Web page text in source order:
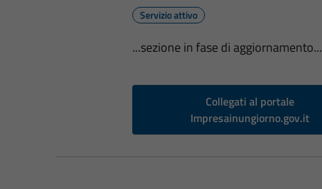
Servizio attivo
...sezione in fase di aggiornamento...
Collegati al portale
Impresainungiorno.gov.it